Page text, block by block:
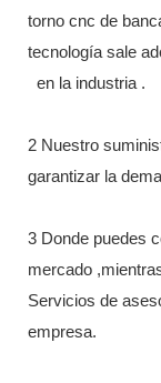
torno cnc de
tecnología sale
en la industria .
2 Nuestro
garantizar la
3 Donde puedes
mercado
Servicios de
empresa.